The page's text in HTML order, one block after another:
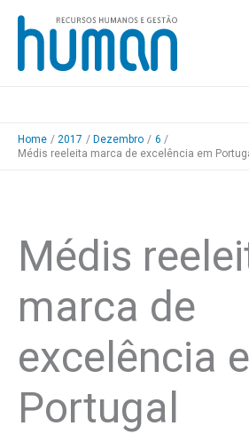
Skip
content
Home 2017 Dezembro
6
Médis reeleita marca de excelência em
Médis
marca de
excelência
Portugal